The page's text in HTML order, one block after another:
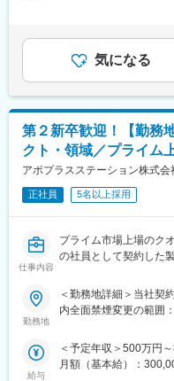
・入社3年目（MR経験
当）
・入社5年目（MR経験
変更の範囲：会社の定
ーション推進のための
画・運営 等
行採用オファーをお出
・再配属時は全国勤務
します）
・プロジェクトは先発
ック・医療機器などの
・配属プロジェクトの
せていただきます
■当社について
・世界100以上の国と
関与しています
・日本においても業界
■当社の魅力
手当支給する。【補足
日当（1日1,500円／外
月・3月）※平均実績6
金はあくまでも目安の
があります。月給(月額
気になる
第２新卒歓迎！【勤務
クト・領域／プライム
アポプラスステーション株式会
正社員 5名以上採用
仕事内容
プライム市場上場のク
の社員として契約した
ックメーカーなどプロ
経験を活かせる環境が
用情報を収集を行って
・新薬のプロモーショ
勤務地
＜勤務地詳細＞当社契
内全面禁煙変更の範囲
給与
＜予定年収＞500万円
月額（基本給）：